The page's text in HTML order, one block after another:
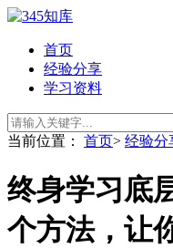
首页
经验分享
学习资料
当前位置： 首页> 经验分
终身学习底
个方法，让